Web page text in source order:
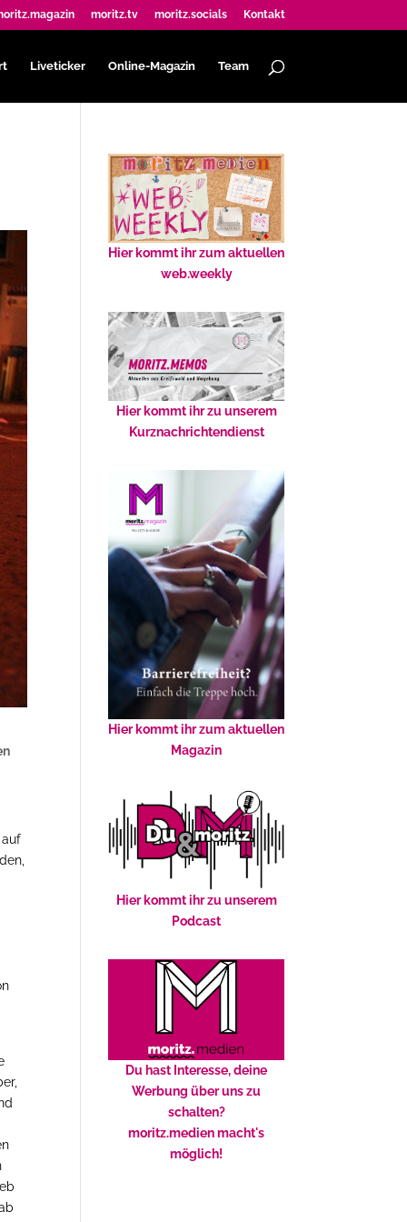
moritz.tv moritz.socials Kontakt
Liveticker Online-Magazin Team
Hier kommt ihr zum aktuellen
web.weekly
Hier kommt ihr zu unserem
Kurznachrichtendienst
Hier kommt ihr zum aktuellen
Magazin
Hier kommt ihr zu unserem
Podcast
Du hast Interesse, deine
Werbung über uns zu
schalten?
moritz.medien macht's
möglich!